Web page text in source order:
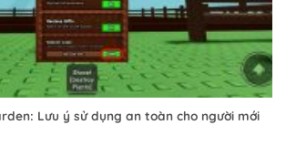
Lưu ý sử dụng an toàn cho người mới